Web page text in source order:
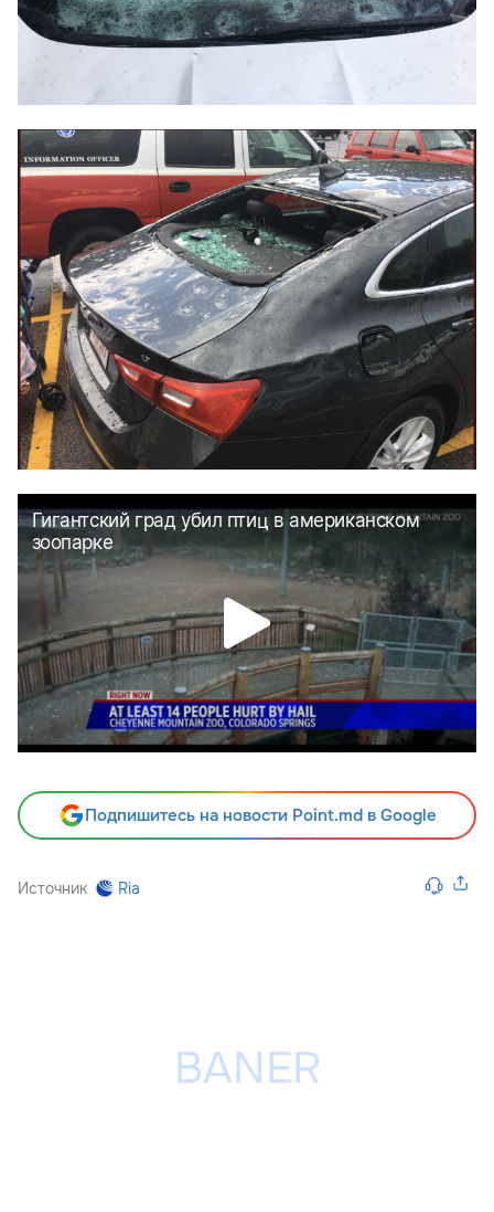
Подпишитесь на новости Point.md в Google
Источник Ria